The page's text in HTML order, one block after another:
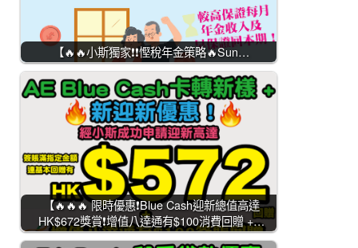
【🔥🔥小斯獨家❗❗慳稅年金策略🔥Sun…
【🔥🔥🔥 限時優惠❗Blue Cash迎新總值高達
HK$672獎賞❗增值八達通有$100消費回贈 +…